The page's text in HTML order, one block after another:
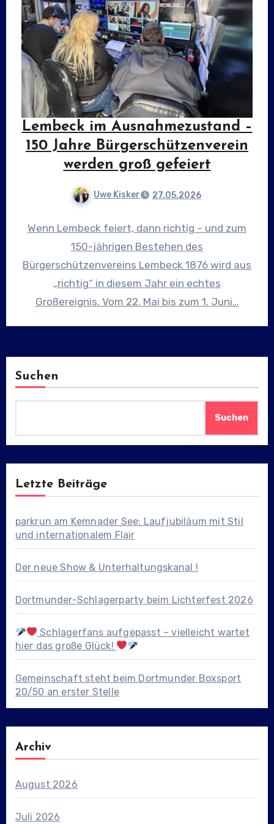
Lembeck im Ausnahmezustand –
150 Jahre Bürgerschützenverein
werden groß gefeiert
Uwe Kisker 27.05.2026
Wenn Lembeck feiert, dann richtig – und zum
150-jährigen Bestehen des
Bürgerschützenvereins Lembeck 1876 wird aus
„richtig“ in diesem Jahr ein echtes
Großereignis. Vom 22. Mai bis zum 1. Juni…
Suchen
Suchen
Letzte Beiträge
parkrun am Kemnader See: Laufjubiläum mit Stil
und internationalem Flair
Der neue Show & Unterhaltungskanal !
Dortmunder-Schlagerparty beim Lichterfest 2026
Schlagerfans aufgepasst – vielleicht wartet
hier das große Glück!
Gemeinschaft steht beim Dortmunder Boxsport
20/50 an erster Stelle
Archiv
August 2026
Juli 2026